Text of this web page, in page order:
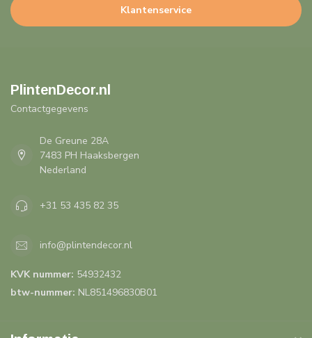
Klantenservice
PlintenDecor.nl
Contactgegevens
De Greune 28A
7483 PH Haaksbergen
Nederland
+31 53 435 82 35
info@plintendecor.nl
KVK nummer: 54932432
btw-nummer: NL851496830B01